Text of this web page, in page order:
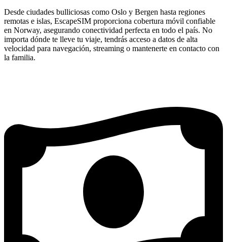
Desde ciudades bulliciosas como Oslo y Bergen hasta regiones
remotas e islas, EscapeSIM proporciona cobertura móvil confiable
en Norway, asegurando conectividad perfecta en todo el país. No
importa dónde te lleve tu viaje, tendrás acceso a datos de alta
velocidad para navegación, streaming o mantenerte en contacto con
la familia.